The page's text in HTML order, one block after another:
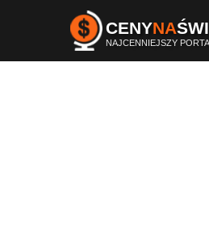
CENYNA
NAJCENNIEJSZY